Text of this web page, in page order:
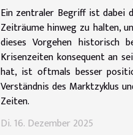
Ein zentraler Begriff ist dabei
Zeiträume hinweg zu halten,
dieses Vorgehen historisch
Krisenzeiten konsequent an
hat, ist oftmals besser
Verständnis des Marktzyklus
Zeiten.
Di. 16. Dezember 2025